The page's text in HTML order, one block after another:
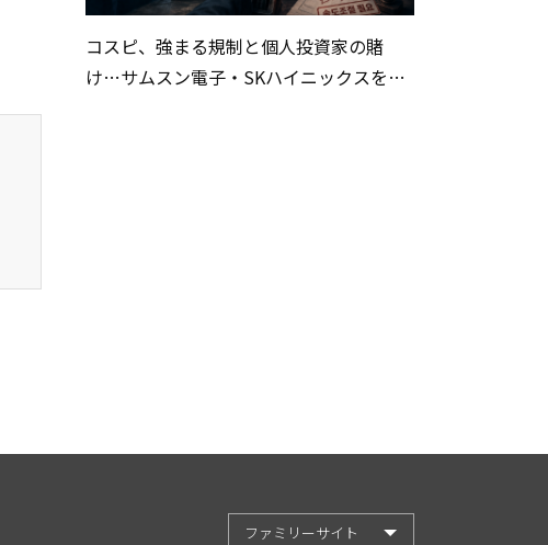
コスピ、強まる規制と個人投資家の賭
け…サムスン電子・SKハイニックスを巡
ファミリーサイト